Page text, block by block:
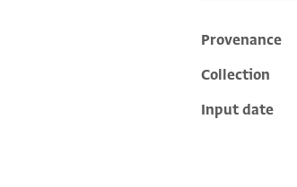
Provenance
Collection
Input date